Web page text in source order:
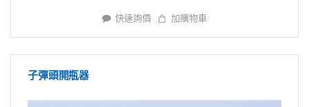
快速詢價 加購物車
子彈頭開瓶器